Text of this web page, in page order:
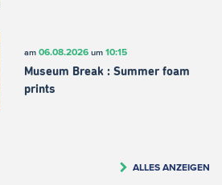
am 06.08.2026um 10:15
Museum Break : Summer foam
prints
ALLES ANZEIGEN